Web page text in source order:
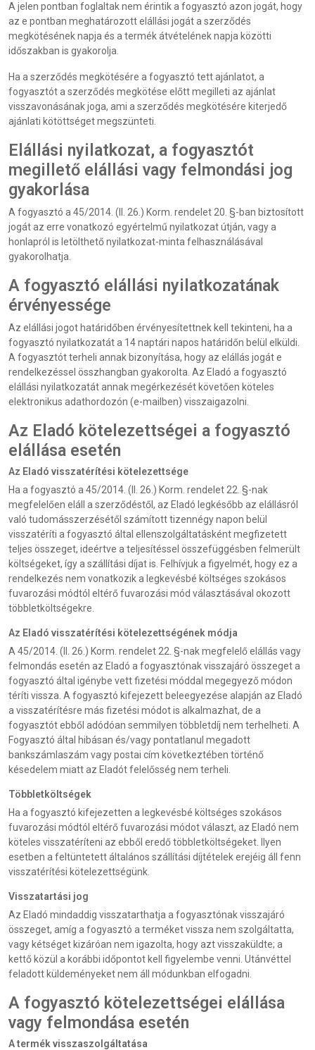
A jelen pontban foglaltak nem érintik a fogyasztó azon jogát, hogy
az e pontban meghatározott elállási jogát a szerződés
megkötésének napja és a termék átvételének napja közötti
időszakban is gyakorolja.
Ha a szerződés megkötésére a fogyasztó tett ajánlatot, a
fogyasztót a szerződés megkötése előtt megilleti az ajánlat
visszavonásának joga, ami a szerződés megkötésére kiterjedő
ajánlati kötöttséget megszünteti.
Elállási nyilatkozat, a fogyasztót
megillető elállási vagy felmondási jog
gyakorlása
A fogyasztó a 45/2014. (II. 26.) Korm. rendelet 20. §-ban biztosított
jogát az erre vonatkozó egyértelmű nyilatkozat útján, vagy a
honlapról is letölthető nyilatkozat-minta felhasználásával
gyakorolhatja.
A fogyasztó elállási nyilatkozatának
érvényessége
Az elállási jogot határidőben érvényesítettnek kell tekinteni, ha a
fogyasztó nyilatkozatát a 14 naptári napos határidőn belül elküldi.
A fogyasztót terheli annak bizonyítása, hogy az elállás jogát e
rendelkezéssel összhangban gyakorolta. Az Eladó a fogyasztó
elállási nyilatkozatát annak megérkezését követően köteles
elektronikus adathordozón (e-mailben) visszaigazolni.
Az Eladó kötelezettségei a fogyasztó
elállása esetén
Az Eladó visszatérítési kötelezettsége
Ha a fogyasztó a 45/2014. (II. 26.) Korm. rendelet 22. §-nak
megfelelően eláll a szerződéstől, az Eladó legkésőbb az elállásról
való tudomásszerzésétől számított tizennégy napon belül
visszatéríti a fogyasztó által ellenszolgáltatásként megfizetett
teljes összeget, ideértve a teljesítéssel összefüggésben felmerült
költségeket, így a szállítási díjat is. Felhívjuk a figyelmét, hogy ez a
rendelkezés nem vonatkozik a legkevésbé költséges szokásos
fuvarozási módtól eltérő fuvarozási mód választásával okozott
többletköltségekre.
Az Eladó visszatérítési kötelezettségének módja
A 45/2014. (II. 26.) Korm. rendelet 22. §-nak megfelelő elállás vagy
felmondás esetén az Eladó a fogyasztónak visszajáró összeget a
fogyasztó által igénybe vett fizetési móddal megegyező módon
téríti vissza. A fogyasztó kifejezett beleegyezése alapján az Eladó
a visszatérítésre más fizetési módot is alkalmazhat, de a
fogyasztót ebből adódóan semmilyen többletdíj nem terhelheti. A
Fogyasztó által hibásan és/vagy pontatlanul megadott
bankszámlaszám vagy postai cím következtében történő
késedelem miatt az Eladót felelősség nem terheli.
Többletköltségek
Ha a fogyasztó kifejezetten a legkevésbé költséges szokásos
fuvarozási módtól eltérő fuvarozási módot választ, az Eladó nem
köteles visszatéríteni az ebből eredő többletköltségeket. Ilyen
esetben a feltüntetett általános szállítási díjtételek erejéig áll fenn
visszatérítési kötelezettségünk.
Visszatartási jog
Az Eladó mindaddig visszatarthatja a fogyasztónak visszajáró
összeget, amíg a fogyasztó a terméket vissza nem szolgáltatta,
vagy kétséget kizáróan nem igazolta, hogy azt visszaküldte; a
kettő közül a korábbi időpontot kell figyelembe venni. Utánvéttel
feladott küldeményeket nem áll módunkban elfogadni.
A fogyasztó kötelezettségei elállása
vagy felmondása esetén
A termék visszaszolgáltatása